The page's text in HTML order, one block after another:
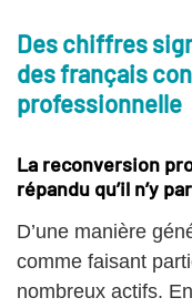
Des chiffres
des français
professionnelle
La reconversion
répandu qu’il n’y
D’une manière
comme faisant
nombreux actifs.